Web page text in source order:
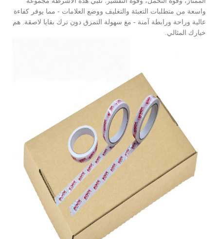
واسعة من متطلبات التعبئة والتغليف ووضع العلامات - مما يوفر كفاءة
عالية وراحة ورابطة آمنة - مع سهولة التمزق دون ترك بقايا لاصقة. هم
خيارك المثالي.